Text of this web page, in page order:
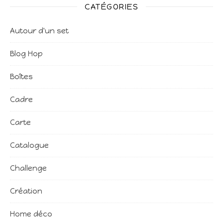
CATÉGORIES
Autour d'un set
Blog Hop
Boîtes
Cadre
Carte
Catalogue
Challenge
Création
Home déco